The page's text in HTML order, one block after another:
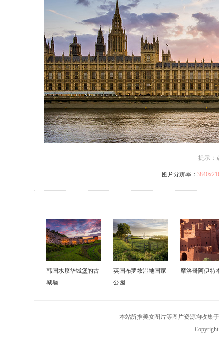
提示：
图片分辨率：
韩国水原华城堡的古
城墙
英国布罗兹湿地国家
公园
摩洛哥阿伊特
本站所推美女图片等图片资源均收集